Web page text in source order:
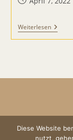
Weiterlesen
Auf
Dem
Diese Website
nutzt,